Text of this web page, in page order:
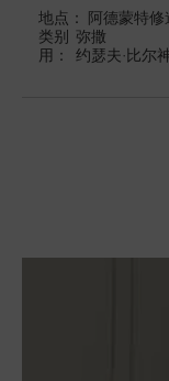
地点： 阿德蒙特
类别 弥撒
用： 约瑟夫·比尔